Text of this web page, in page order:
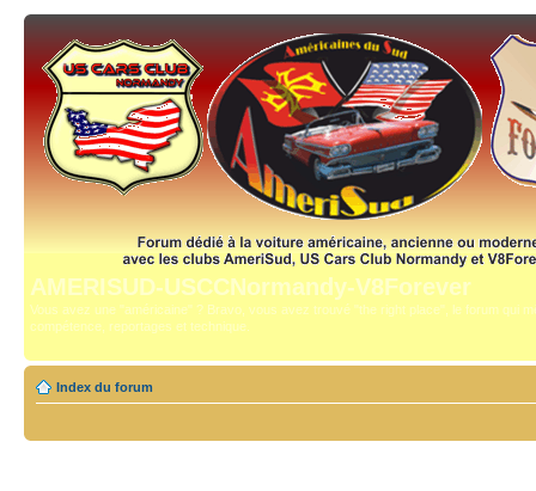
AMERISUD-USCCNormandy-V8Forever
Vous avez une "américaine" ? Bravo, vous avez trouvé "the right place", le forum qui
compétence, reportages et technique.
Index du forum